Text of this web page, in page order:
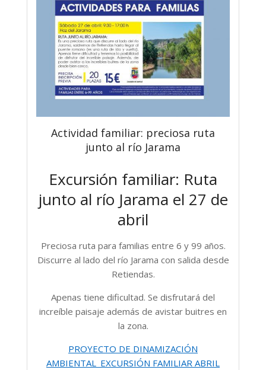
Actividad familiar: preciosa ruta
junto al río Jarama
Excursión familiar: Ruta
junto al río Jarama el 27 de
abril
Preciosa ruta para familias entre 6 y 99 años.
Discurre al lado del río Jarama con salida desde
Retiendas.
Apenas tiene dificultad. Se disfrutará del
increíble paisaje además de avistar buitres en
la zona.
PROYECTO DE DINAMIZACIÓN
AMBIENTAL_EXCURSIÓN FAMILIAR ABRIL